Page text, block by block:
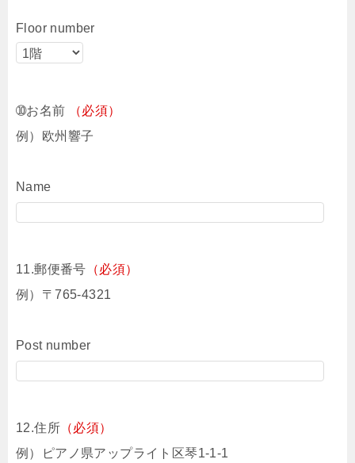
Floor number
➉お名前
（必須）
例）欧州響子
Name
11.郵便番号 （必須）
例）〒765-4321
Post number
12.住所 （必須）
例）ピアノ県アップライト区琴1-1-1